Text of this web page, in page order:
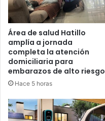
Área de salud Hatillo
amplía a jornada
completa la atención
domiciliaria para
embarazos de alto riesgo
Hace 5 horas